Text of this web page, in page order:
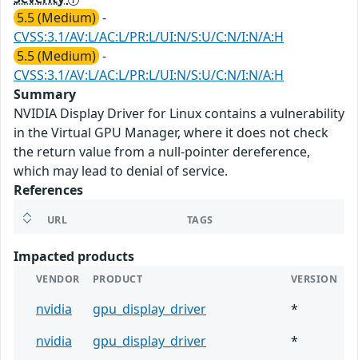
5.5 (Medium) -
CVSS:3.1/AV:L/AC:L/PR:L/UI:N/S:U/C:N/I:N/A:H
5.5 (Medium) -
CVSS:3.1/AV:L/AC:L/PR:L/UI:N/S:U/C:N/I:N/A:H
Summary
NVIDIA Display Driver for Linux contains a vulnerability
in the Virtual GPU Manager, where it does not check
the return value from a null-pointer dereference,
which may lead to denial of service.
References
URL TAGS
Impacted products
VENDOR PRODUCT VERSION
nvidia gpu_display_driver
*
nvidia
gpu_display_driver
*